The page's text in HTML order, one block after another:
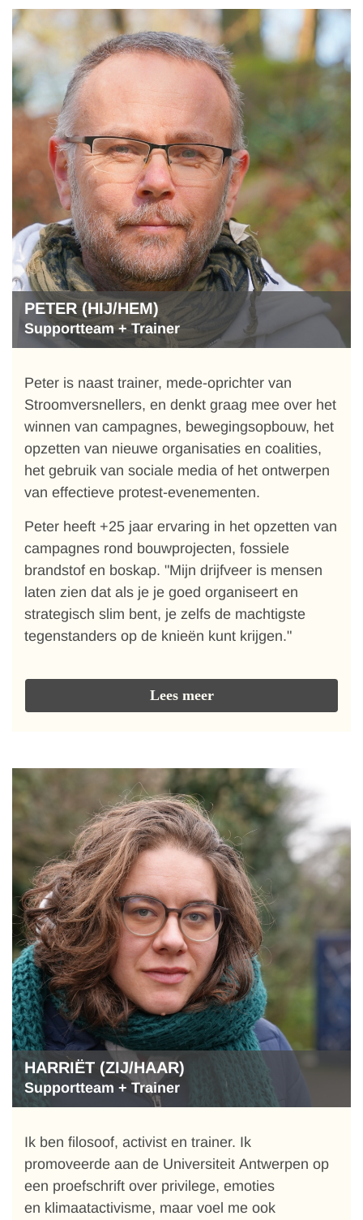
PETER (HIJ/HEM)
Supportteam + Trainer
Peter is naast trainer, mede-oprichter van
Stroomversnellers, en denkt graag mee over het
winnen van campagnes, bewegingsopbouw, het
opzetten van nieuwe organisaties en coalities,
het gebruik van sociale media of het ontwerpen
van effectieve protest-evenementen.
Peter heeft +25 jaar ervaring in het opzetten van
campagnes rond bouwprojecten, fossiele
brandstof en boskap. "Mijn drijfveer is mensen
laten zien dat als je je goed organiseert en
strategisch slim bent, je zelfs de machtigste
tegenstanders op de knieën kunt krijgen."
Lees meer
HARRIËT (ZIJ/HAAR)
Supportteam + Trainer
Ik ben filosoof, activist en trainer. Ik
promoveerde aan de Universiteit Antwerpen op
een proefschrift over privilege, emoties
en klimaatactivisme, maar voel me ook